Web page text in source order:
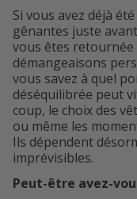
Si vous avez déjà
gênantes juste
vous êtes
démangeaisons
vous savez à quel
déséquilibrée peut
coup, le choix des
ou même les
Ils dépendent
imprévisibles.
Peut-être avez-